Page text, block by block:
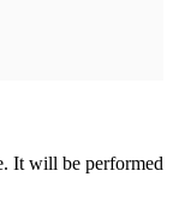
It will be performed